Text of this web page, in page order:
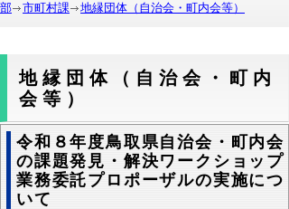
部
市町村課 地縁団体（自治会・町内会等）
地縁団体（自治会・町内
会等）
令和８年度鳥取県自治会・町内会
の課題発見・解決ワークショップ
業務委託プロポーザルの実施につ
いて